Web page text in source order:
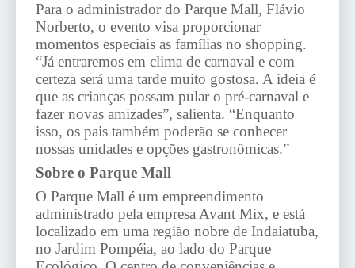
Para o administrador do Parque Mall, Flávio
Norberto, o evento visa proporcionar
momentos especiais as famílias no shopping.
“Já entraremos em clima de carnaval e com
certeza será uma tarde muito gostosa. A ideia é
que as crianças possam pular o pré-carnaval e
fazer novas amizades”, salienta. “Enquanto
isso, os pais também poderão se conhecer
nossas unidades e opções gastronômicas.”
Sobre o Parque Mall
O Parque Mall é um empreendimento
administrado pela empresa Avant Mix, e está
localizado em uma região nobre de Indaiatuba,
no Jardim Pompéia, ao lado do Parque